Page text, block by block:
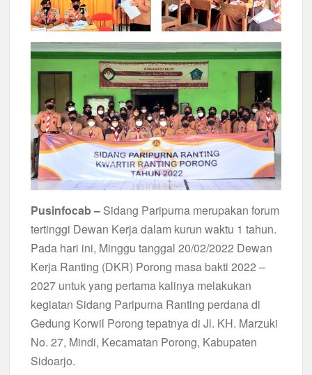
Pusinfocab – Sidang Paripurna merupakan forum
tertinggi Dewan Kerja dalam kurun waktu 1 tahun.
Pada hari ini, Minggu tanggal 20/02/2022 Dewan
Kerja Ranting (DKR) Porong masa bakti 2022 –
2027 untuk yang pertama kalinya melakukan
kegiatan Sidang Paripurna Ranting perdana di
Gedung Korwil Porong tepatnya di Jl. KH. Marzuki
No. 27, Mindi, Kecamatan Porong, Kabupaten
Sidoarjo.